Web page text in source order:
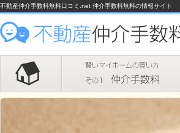
不動産仲介手数料無料口コミ.net 仲介手数料無料の情報サイト